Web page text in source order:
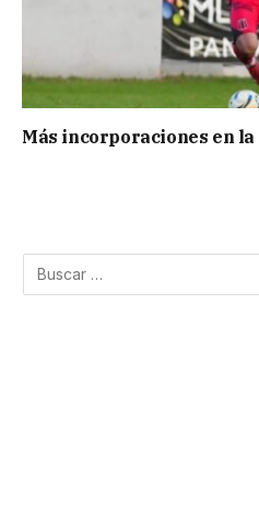
Más incorporaciones en